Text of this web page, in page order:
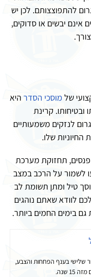
להתפוצצותם. לכן יש
אינם יבשים או סדוקים,
של מוסכי הסדר היא
ובטיחותו. קרינת
לנזקים משמעותיים
שלו.
פנסים, תחזוקת מערכת
לשמור על הרכב במצב
טיל ומתן תשומת לב
לוודא שאתם נוהגים
גם בימים החמים ביותר.
שלישי בענף הפחחות והצבע,
שנה.